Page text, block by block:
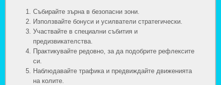
Събирайте зърна в безопасни зони.
Използвайте бонуси и усилватели стратегически.
Участвайте в специални събития и
предизвикателства.
Практикувайте редовно, за да подобрите рефлексите
си.
Наблюдавайте трафика и предвиждайте движенията
на колите.